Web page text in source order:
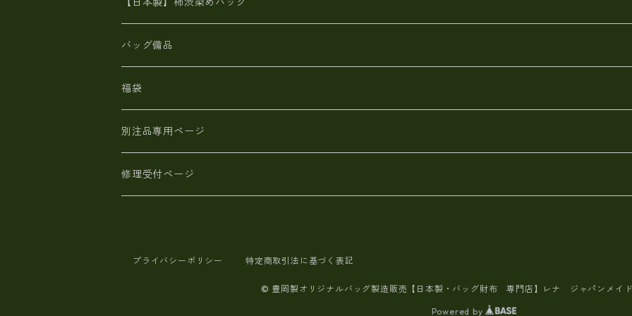
【日本製】メンズ 財布 アザラシ革(シールスキン)
バッグ備品
福袋
別注品専用ページ
修理受付ページ
プライバシーポリシー 特定商取引法に基づく表記
© 豊岡製オリジナルバッグ製造販売【日本製・バッグ財布 専門店】レナ ジャパンメ
Powered by